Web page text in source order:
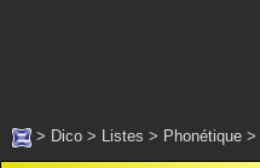
> Dico > Listes > Phonétique >